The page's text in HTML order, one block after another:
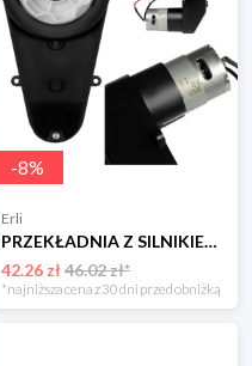
-8%
Erli
PRZEKŁADNIA Z SILNIKIEM 12V/20000rpm/45W Silnik Napęd do auta na akumulator
42.26 zł46.02 zł*
*najniższa cena z 30 dni przed obniżką